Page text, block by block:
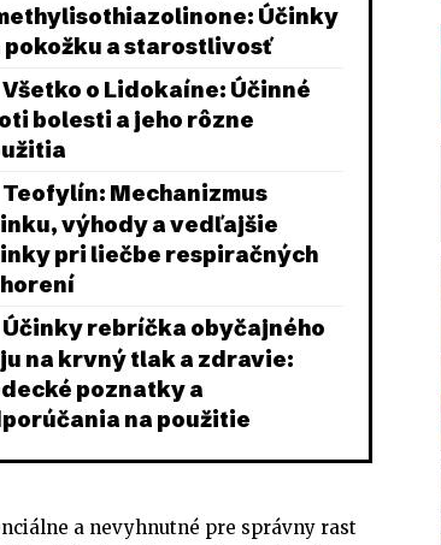
Účinky
pokožku a starostlivosť
Všetko o Lidokaíne: Účinné
bolesti a jeho rôzne
Teofylín: Mechanizmus
výhody a vedľajšie
pri liečbe respiračných
Účinky rebríčka obyčajného
na krvný tlak a zdravie:
poznatky a
na použitie
a nevyhnutné pre správny rast